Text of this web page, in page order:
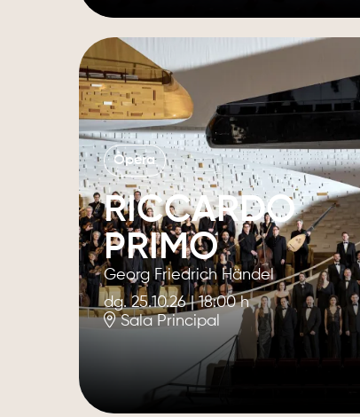
Òpera
RICCARDO
PRIMO
Georg Friedrich Händel
dg. 25.10.26|18:00 h
Sala Principal